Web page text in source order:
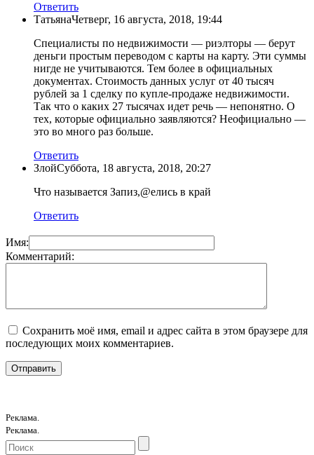
Ответить
ТатьянаЧетверг, 16 августа, 2018, 19:44
Специалисты по недвижимости — риэлторы — берут
деньги простым переводом с карты на карту. Эти суммы
нигде не учитываются. Тем более в официальных
документах. Стоимость данных услуг от 40 тысяч
рублей за 1 сделку по купле-продаже недвижимости.
Так что о каких 27 тысячах идет речь — непонятно. О
тех, которые официально заявляются? Неофициально —
это во много раз больше.
Ответить
ЗлойСуббота, 18 августа, 2018, 20:27
Что называется Запиз,@елись в край
Ответить
Имя:
Комментарий:
Сохранить моё имя, email и адрес сайта в этом браузере для
последующих моих комментариев.
Реклама.
Реклама.